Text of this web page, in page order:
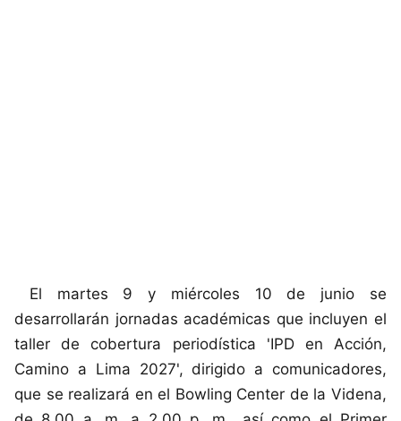
El martes 9 y miércoles 10 de junio se
desarrollarán jornadas académicas que incluyen el
taller de cobertura periodística 'IPD en Acción,
Camino a Lima 2027', dirigido a comunicadores,
que se realizará en el Bowling Center de la Videna,